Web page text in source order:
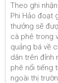
Theo ghi
Phi Hảo đoạt
thưởng sẽ
cà phê trong
quảng bá về
dân trên đỉnh
phê nổi tiếng
ngoài thị